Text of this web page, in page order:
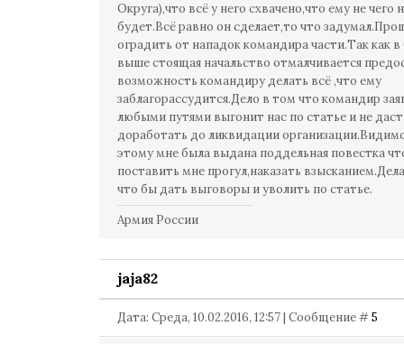
Округа),что всё у него схвачено,что ему не чего
будет.Всё равно он сделает,то что
оградить от нападок командира части.Так как в
выше стоящая начальство отмалчивается
возможность командиру делать всё ,что ему
заблагорассудится.Дело в том что командир
любыми путями выгонит нас по статье и не даст
доработать до ликвидации
этому мне была выдана поддельная повестка
поставить мне прогул,наказать
что бы дать выговоры и уволить по статье.
Армия России
jaja82
Дата: Среда, 10.02.2016, 12:57 | Сообщение #5